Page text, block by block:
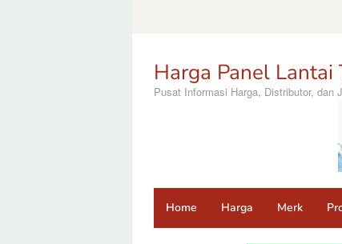
Harga Panel
Pusat Informasi Harga, Distributor, dan
Home Harga Merk